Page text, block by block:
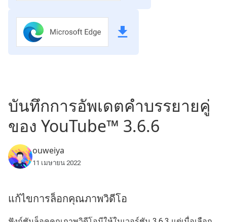
บันทึกการอัพเดตคำบรรยายคู่
ของ YouTube™ 3.6.6
ouweiya
11 เมษายน 2022
แก้ไขการล็อกคุณภาพวิดีโอ